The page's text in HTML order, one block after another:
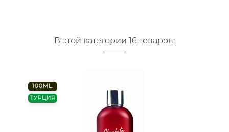
В этой категории 16 товаров:
100ML.
ТУРЦИЯ